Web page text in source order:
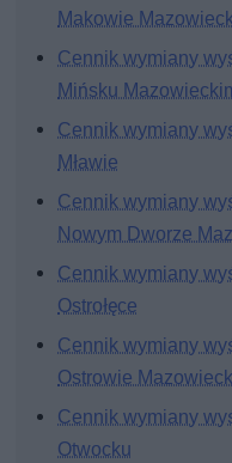
Makowie
Cennik wymiany
Mińsku
Cennik wymiany
Mławie
Cennik wymiany
Nowym Dworze
Cennik wymiany
Ostrołęce
Cennik wymiany
Ostrowie
Cennik wymiany
Otwocku